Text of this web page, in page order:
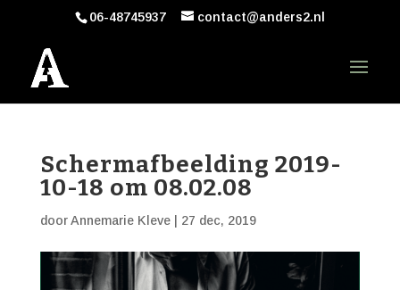
06-48745937 contact@anders2.nl
Schermafbeelding 2019-
10-18 om 08.02.08
doorAnnemarie Kleve| 27 dec, 2019